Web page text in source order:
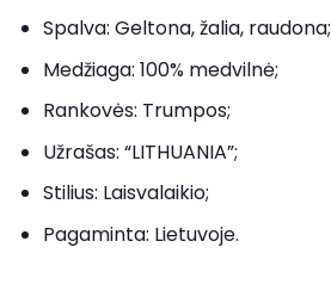
Spalva: Geltona, žalia, raudona;
Medžiaga: 100% medvilnė;
Rankovės: Trumpos;
Užrašas: “LITHUANIA”;
Stilius: Laisvalaikio;
Pagaminta: Lietuvoje.